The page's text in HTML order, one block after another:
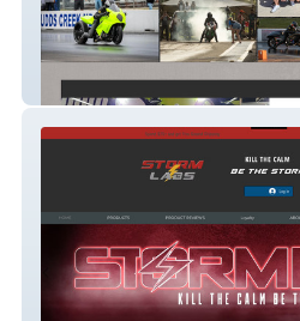
mooremafia